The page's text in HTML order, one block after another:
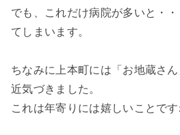
でも、これだけ病院が多いと・
てしまいます。
ちなみに上本町には「お地蔵さ
近気づきました。
これは年寄りには嬉しいことです